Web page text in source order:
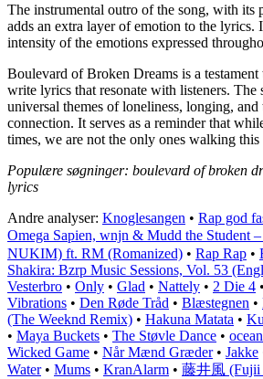
The instrumental outro of the song, with its
adds an extra layer of emotion to the lyrics.
intensity of the emotions expressed
Boulevard of Broken Dreams is a
write lyrics that resonate with listeners. The
universal themes of loneliness, longing, and
connection. It serves as a reminder that
times, we are not the only ones walking
Populære søgninger: boulevard of broken
lyrics
Andre analyser: Knoglesangen • Rap god
Omega Sapien, wnjn & Mudd the Student
NUKIM) ft. RM (Romanized) • Rap Rap •
Shakira: Bzrp Music Sessions, Vol. 53
Vesterbro • Only • Glad • Nattely • 2 Die 4 •
Vibrations • Den Røde Tråd • Blæstegnen •
(The Weeknd Remix) • Hakuna Matata •
• Maya Buckets • The Støvle Dance •
Wicked Game • Når Mænd Græder• Jakke
Water• Mums • KranAlarm • 藤井風 (Fujii